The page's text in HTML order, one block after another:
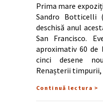
Prima mare
Sandro Botticelli
deschisă anul
San Francisco.
aproximativ 60
cinci desene
Renașterii timpurii,
Continuă lectura >